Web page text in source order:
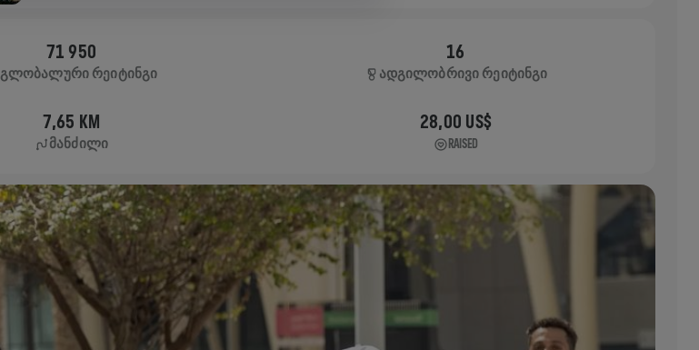
71 950
ᲒᲚᲝᲑᲐᲚᲣᲠᲘ ᲠᲔᲘᲢᲘᲜᲒᲘ
16
ᲐᲓᲒᲘᲚᲝᲑᲠᲘᲕᲘ ᲠᲔᲘᲢᲘᲜᲒᲘ
7,65 KM
ᲛᲐᲜᲫᲘᲚᲘ
28,00 US$
RAISED